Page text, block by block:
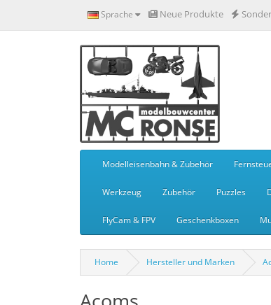
Sprache Neue Produkte
Modelleisenbahn & Zubehör
Werkzeug Zubehör Puzzles
FlyCam & FPV Geschenkboxen
Home Hersteller und Marken